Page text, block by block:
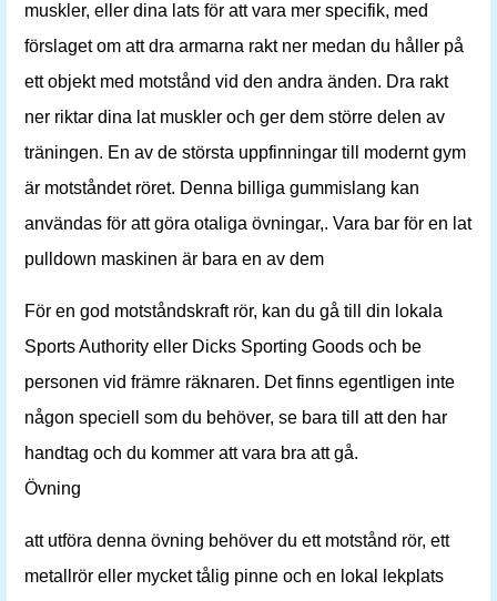
muskler, eller dina lats för att vara mer specifik, med
förslaget om att dra armarna rakt ner medan du håller på
ett objekt med motstånd vid den andra änden. Dra rakt
ner riktar dina lat muskler och ger dem större delen av
träningen. En av de största uppfinningar till modernt gym
är motståndet röret. Denna billiga gummislang kan
användas för att göra otaliga övningar,. Vara bar för en lat
pulldown maskinen är bara en av dem
För en god motståndskraft rör, kan du gå till din lokala
Sports Authority eller Dicks Sporting Goods och be
personen vid främre räknaren. Det finns egentligen inte
någon speciell som du behöver, se bara till att den har
handtag och du kommer att vara bra att gå.
Övning
att utföra denna övning behöver du ett motstånd rör, ett
metallrör eller mycket tålig pinne och en lokal lekplats